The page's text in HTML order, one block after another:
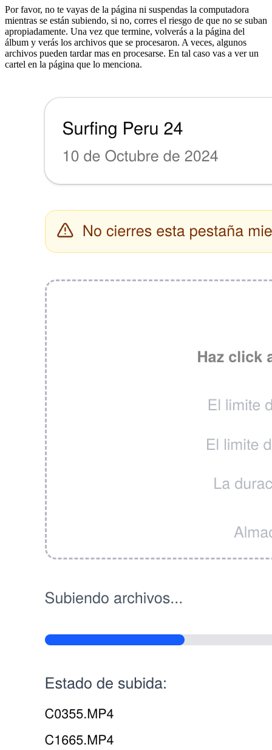
Por favor, no te vayas de la página ni suspendas la computadora
mientras se están subiendo, si no, corres el riesgo de que no se suban
apropiadamente. Una vez que termine, volverás a la página del
álbum y verás los archivos que se procesaron. A veces, algunos
archivos pueden tardar mas en procesarse. En tal caso vas a ver un
cartel en la página que lo menciona.